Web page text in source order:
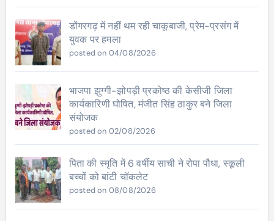
डोंगरगढ़ में नहीं थम रही चाकूबाजी, प्रेम-प्रसंग में
युवक पर हमला
posted on 04/08/2026
भाजपा झुग्गी-झोपड़ी प्रकोष्ठ की केसीजी जिला
कार्यकारिणी घोषित, मंजीत सिंह ठाकुर बने जिला
संयोजक
posted on 02/08/2026
पिता की स्मृति में 6 वर्षीय साची ने रोपा पौधा, स्कूली
बच्चों को बांटी चॉकलेट
posted on 08/08/2026